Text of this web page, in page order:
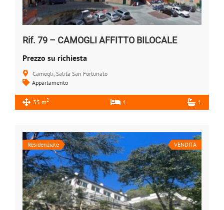
Rif. 79 – CAMOGLI AFFITTO BILOCALE
Prezzo su richiesta
Camogli, Salita San Fortunato
Appartamento
35 m2 1 1
Residenziale VENDITA